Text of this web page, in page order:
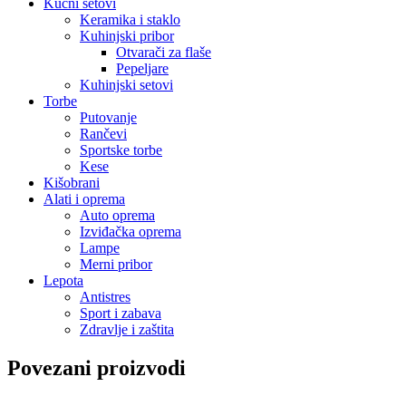
Kućni setovi
Keramika i staklo
Kuhinjski pribor
Otvarači za flaše
Pepeljare
Kuhinjski setovi
Torbe
Putovanje
Rančevi
Sportske torbe
Kese
Kišobrani
Alati i oprema
Auto oprema
Izviđačka oprema
Lampe
Merni pribor
Lepota
Antistres
Sport i zabava
Zdravlje i zaštita
Povezani proizvodi